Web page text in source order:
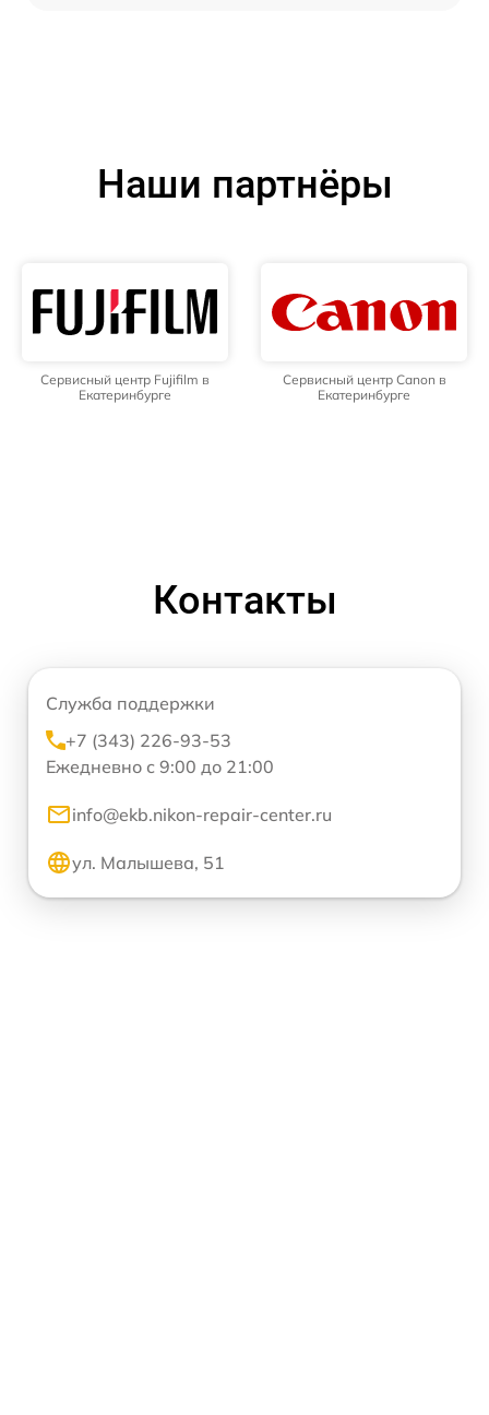
Наши партнёры
Сервисный центр Fujifilm в
Екатеринбурге
Сервисный центр Canon в
Екатеринбурге
Контакты
Служба поддержки
+7 (343) 226-93-53
Ежедневно с 9:00 до 21:00
info@ekb.nikon-repair-center.ru
ул. Малышева, 51